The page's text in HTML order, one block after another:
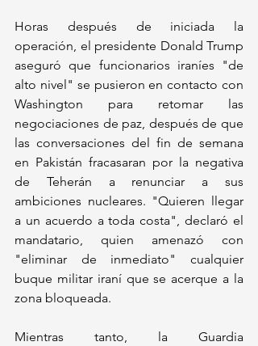
Horas después de iniciada la
operación, el presidente Donald Trump
aseguró que funcionarios iraníes "de
alto nivel" se pusieron en contacto con
Washington para retomar las
negociaciones de paz, después de que
las conversaciones del fin de semana
en Pakistán fracasaran por la negativa
de Teherán a renunciar a sus
ambiciones nucleares. "Quieren llegar
a un acuerdo a toda costa", declaró el
mandatario, quien amenazó con
"eliminar de inmediato" cualquier
buque militar iraní que se acerque a la
zona bloqueada.
Mientras tanto, la Guardia